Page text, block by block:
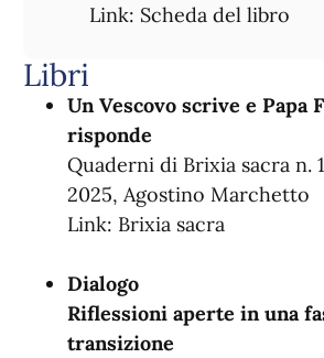
Link: Scheda del libro
Libri
Un Vescovo scrive e Papa
risponde
Quaderni di Brixia sacra n.
2025, Agostino Marchetto
Link: Brixia sacra
Dialogo
Riflessioni aperte in una
transizione